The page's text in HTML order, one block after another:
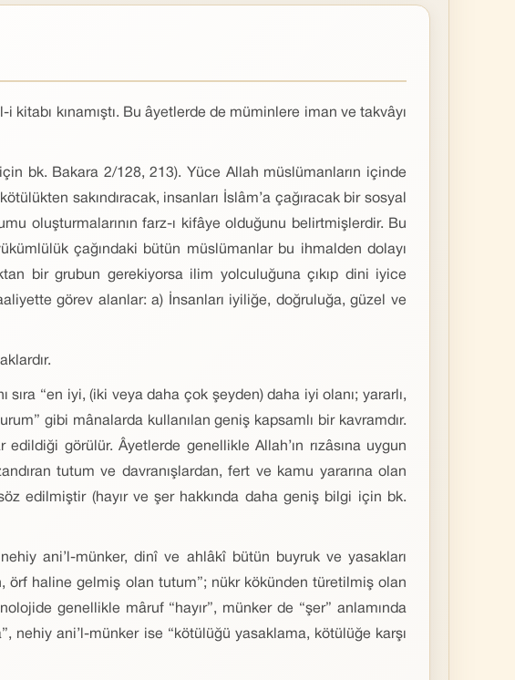
kitabı kınamıştı. Bu âyetlerde de müminlere iman ve takvâyı
bk. Bakara 2/128, 213). Yüce Allah müslümanların içinde
sakındıracak, insanları İslâm’a çağıracak bir sosyal
oluşturmalarının farz-ı kifâye olduğunu belirtmişlerdir. Bu
çağındaki bütün müslümanlar bu ihmalden dolayı
bir grubun gerekiyorsa ilim yolculuğuna çıkıp dini iyice
görev alanlar: a) İnsanları iyiliğe, doğruluğa, güzel ve
“en iyi, (iki veya daha çok şeyden) daha iyi olanı; yararlı,
gibi mânalarda kullanılan geniş kapsamlı bir kavramdır.
görülür. Âyetlerde genellikle Allah’ın rızâsına uygun
tutum ve davranışlardan, fert ve kamu yararına olan
edilmiştir (hayır ve şer hakkında daha geniş bilgi için bk.
ani’l-münker, dinî ve ahlâkî bütün buyruk ve yasakları
örf haline gelmiş olan tutum”; nükr kökünden türetilmiş olan
genellikle mâruf “hayır”, münker de “şer” anlamında
nehiy ani’l-münker ise “kötülüğü yasaklama, kötülüğe karşı